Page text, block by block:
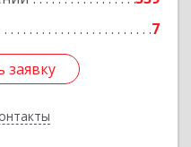
7
заявку
заявку